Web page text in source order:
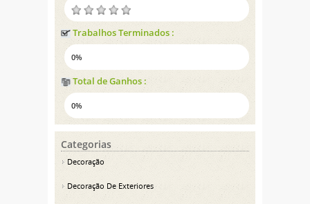
Trabalhos Terminados :
0%
Total de Ganhos :
0%
Categorias
Decoração
Decoração De Exteriores